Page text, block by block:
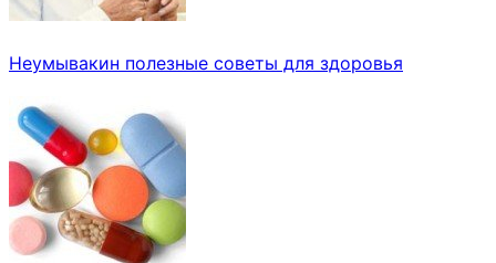
Неумывакин полезные советы для здоровья